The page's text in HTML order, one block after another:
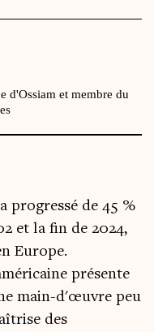
d'Ossiam et membre du
progressé de 45 %
et la fin de 2024,
Europe.
présente
main-d'œuvre peu
des